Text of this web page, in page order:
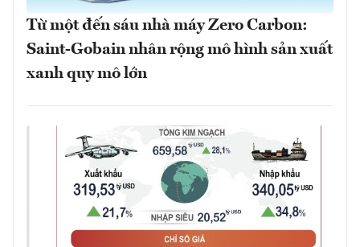
Từ một đến sáu nhà máy Zero Carbon:
Saint-Gobain nhân rộng mô hình sản xuất
xanh quy mô lớn